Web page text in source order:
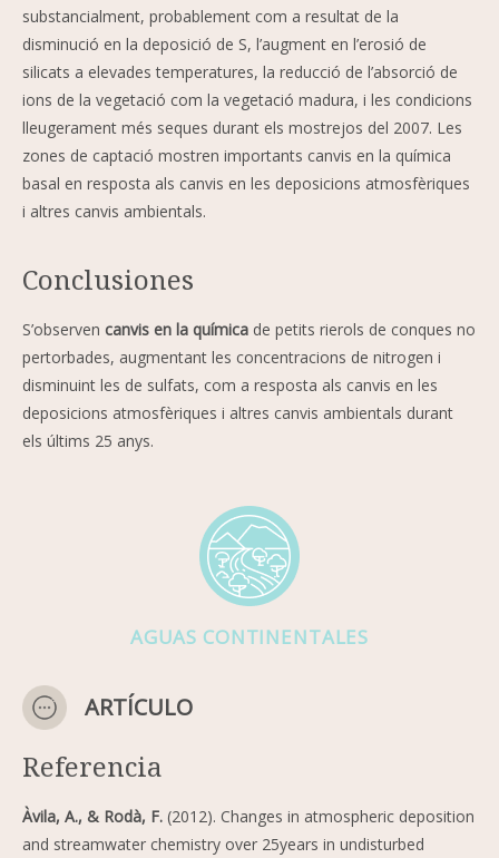
AGUAS CONTINENTALES
ARTÍCULO
Referencia
Àvila, A., & Rodà, F. (2012). Changes in atmospheric deposition
and streamwater chemistry over 25years in undisturbed
substancialment, probablement com a resultat de la
disminució en la deposició de S, l’augment en l’erosió de
silicats a elevades temperatures, la reducció de l’absorció de
ions de la vegetació com la vegetació madura, i les condicions
lleugerament més seques durant els mostrejos del 2007. Les
zones de captació mostren importants canvis en la química
basal en resposta als canvis en les deposicions atmosfèriques
i altres canvis ambientals.
Conclusiones
S’observen canvis en la química de petits rierols de conques no
pertorbades, augmentant les concentracions de nitrogen i
disminuint les de sulfats, com a resposta als canvis en les
deposicions atmosfèriques i altres canvis ambientals durant
els últims 25 anys.